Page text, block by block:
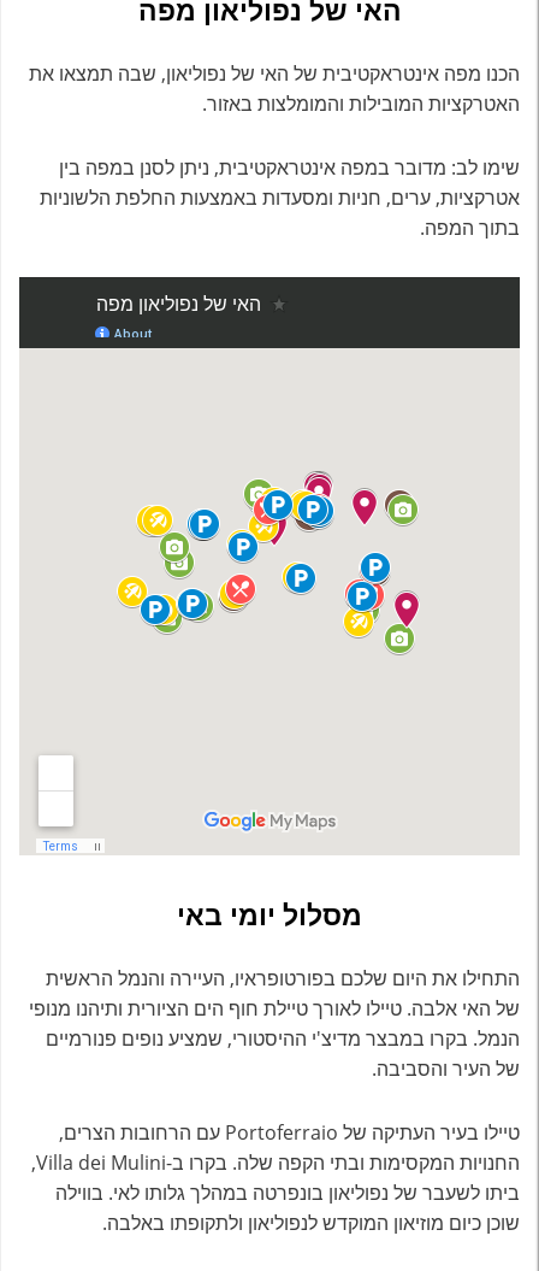
האי של נפוליאון מפה
הכנו מפה אינטראקטיבית של האי של נפוליאון, שבה תמצאו את
האטרקציות המובילות והמומלצות באזור.
שימו לב: מדובר במפה אינטראקטיבית, ניתן לסנן במפה בין
אטרקציות, ערים, חניות ומסעדות באמצעות החלפת הלשוניות
בתוך המפה.
מסלול יומי באי
התחילו את היום שלכם בפורטופראיו, העיירה והנמל הראשית
של האי אלבה. טיילו לאורך טיילת חוף הים הציורית ותיהנו מנופי
הנמל. בקרו במבצר מדיצ'י ההיסטורי, שמציע נופים פנורמיים
של העיר והסביבה.
טיילו בעיר העתיקה של Portoferraio עם הרחובות הצרים,
החנויות המקסימות ובתי הקפה שלה. בקרו ב-Villa dei Mulini,
ביתו לשעבר של נפוליאון בונפרטה במהלך גלותו לאי. בווילה
שוכן כיום מוזיאון המוקדש לנפוליאון ולתקופתו באלבה.